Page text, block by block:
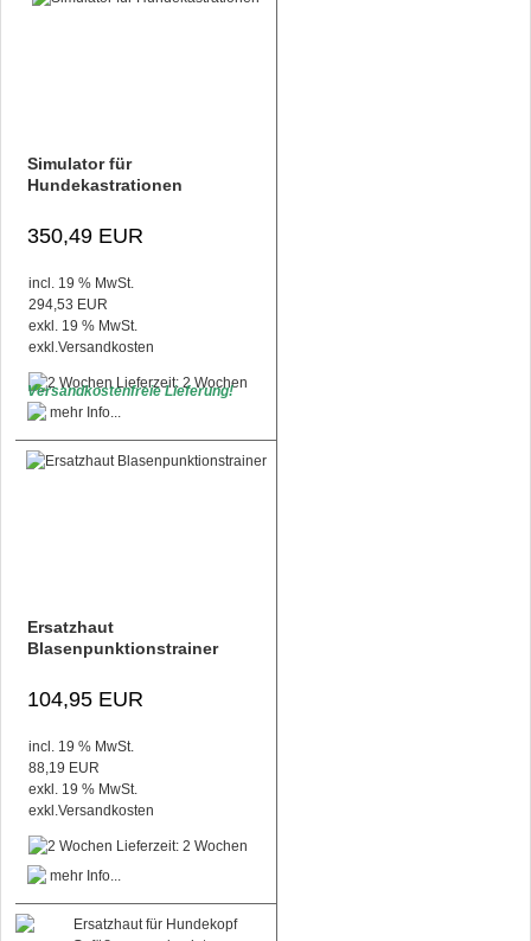
Simulator für
Hundekastrationen
350,49 EUR
incl. 19 % MwSt.
294,53 EUR
exkl. 19 % MwSt.
exkl.Versandkosten
Lieferzeit: 2 Wochen
Versandkostenfreie Lieferung!
Ersatzhaut
Blasenpunktionstrainer
104,95 EUR
incl. 19 % MwSt.
88,19 EUR
exkl. 19 % MwSt.
exkl.Versandkosten
Lieferzeit: 2 Wochen